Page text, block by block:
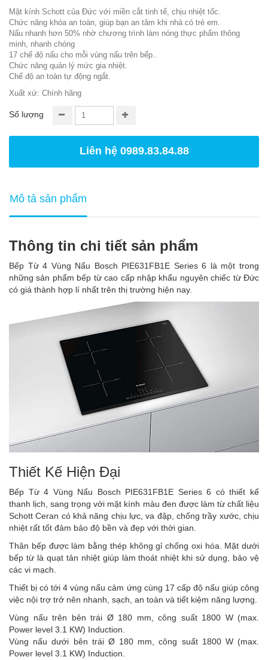
Mặt kính Schott của Đức với miền cắt tinh tế, chịu nhiệt tốc.
Chức năng khóa an toàn, giúp bạn an tâm khi nhà có trẻ em.
Nấu nhanh hơn 50% nhờ chương trình làm nóng thực phẩm thông
minh, nhanh chóng
17 chế độ nấu cho mỗi vùng nấu trên bếp..
Chức năng quản lý mức gia nhiệt.
Chế độ an toàn tự động ngắt.
Xuất xứ: Chính hãng
Số lượng
Liên hệ 0989.83.84.88
Mô tả sản phẩm
Thông tin chi tiết sản phẩm
Bếp Từ 4 Vùng Nấu Bosch PIE631FB1E Series 6 là một trong
những sản phẩm bếp từ cao cấp nhập khẩu nguyên chiếc từ Đức
có giá thành hợp lí nhất trên thị trường hiện nay.
Thiết Kế Hiện Đại
Bếp Từ 4 Vùng Nấu Bosch PIE631FB1E Series 6 có thiết kế
thanh lịch, sang trọng với mặt kính màu đen được làm từ chất liệu
Schott Ceran có khả năng chịu lực, va đập, chống trầy xước, chịu
nhiệt rất tốt đảm bảo độ bền và đẹp với thời gian.
Thân bếp được làm bằng thép không gỉ chống oxi hóa. Mặt dưới
bếp từ là quạt tản nhiệt giúp làm thoát nhiệt khi sử dụng, bảo vệ
các vi mạch.
Thiết bị có tới 4 vùng nấu cảm ứng cùng 17 cấp độ nấu giúp công
việc nội trợ trở nên nhanh, sạch, an toàn và tiết kiệm năng lượng.
Vùng nấu trên bên trái Ø 180 mm, công suất 1800 W (max.
Power level 3.1 KW) Induction.
Vùng nấu dưới bên trái Ø 180 mm, công suất 1800 W (max.
Power level 3.1 KW) Induction.